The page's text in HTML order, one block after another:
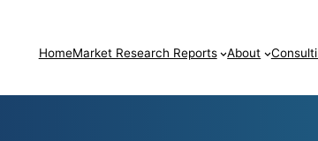
HomeMarket Research Reports About